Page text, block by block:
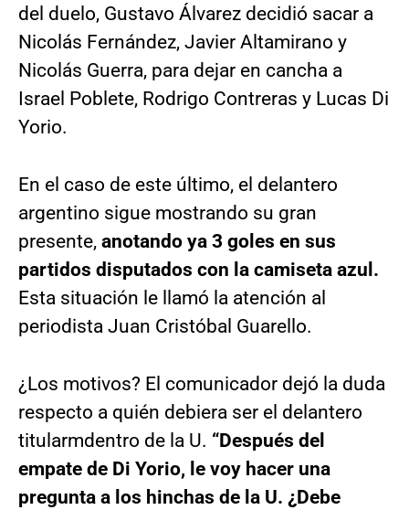
del duelo, Gustavo Álvarez decidió sacar a
Nicolás Fernández, Javier Altamirano y
Nicolás Guerra, para dejar en cancha a
Israel Poblete, Rodrigo Contreras y Lucas Di
Yorio.
En el caso de este último, el delantero
argentino sigue mostrando su gran
presente, anotando ya 3 goles en sus
partidos disputados con la camiseta azul.
Esta situación le llamó la atención al
periodista Juan Cristóbal Guarello.
¿Los motivos? El comunicador dejó la duda
respecto a quién debiera ser el delantero
titularmdentro de la U. “Después del
empate de Di Yorio, le voy hacer una
pregunta a los hinchas de la U. ¿Debe